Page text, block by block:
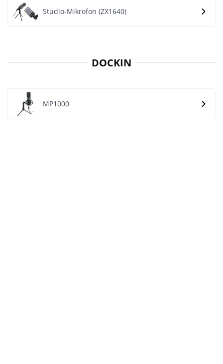
Studio-Mikrofon (ZX1640)
DOCKIN
MP1000